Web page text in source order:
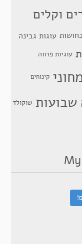
וקלים
עוגות גבינה
עוגיות פרווה
קינוחים
שבועות שוקולד